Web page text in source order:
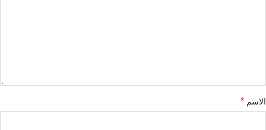
الاسم *